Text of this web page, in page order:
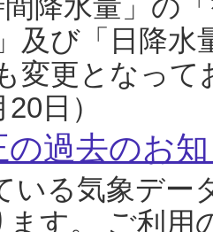
及び「日降
変更となっ
日）
の過去のお
いる気象デー
す。 ご利用